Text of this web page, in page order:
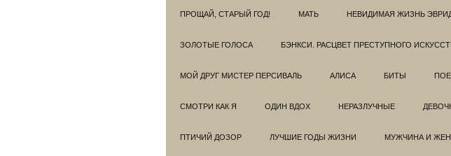
ПРОЩАЙ, СТАРЫЙ ГОД! МАТЬ НЕВИДИМАЯ ЖИЗНЬ
ЗОЛОТЫЕ ГОЛОСА БЭНКСИ. РАСЦВЕТ ПРЕСТУПНОГО
МОЙ ДРУГ МИСТЕР ПЕРСИВАЛЬ АЛИСА БИТЫ
СМОТРИ КАК Я ОДИН ВДОХ НЕРАЗЛУЧНЫЕ
ПТИЧИЙ ДОЗОР ЛУЧШИЕ ГОДЫ ЖИЗНИ МУЖЧИНА И